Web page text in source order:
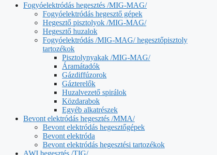
Fogyóelektródás hegesztés /MIG-MAG/
Fogyóelektródás hegesztő gépek
Hegesztő pisztolyok /MIG-MAG/
Hegesztő huzalok
Fogyóelektródás /MIG-MAG/ hegesztőpisztoly
tartozékok
Pisztolynyakak /MIG-MAG/
Áramátadók
Gázdiffúzorok
Gázterelők
Huzalvezető spirálok
Közdarabok
Egyéb alkatrészek
Bevont elektródás hegesztés /MMA/
Bevont elektródás hegesztőgépek
Bevont elektróda
Bevont elektródás hegesztési tartozékok
AWI hegesztés /TIG/